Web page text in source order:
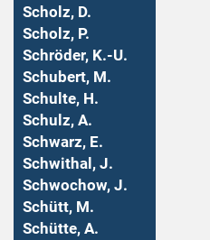
Scholz, D.
Scholz, P.
Schröder, K.-U.
Schubert, M.
Schulte, H.
Schulz, A.
Schwarz, E.
Schwithal, J.
Schwochow, J.
Schütt, M.
Schütte, A.